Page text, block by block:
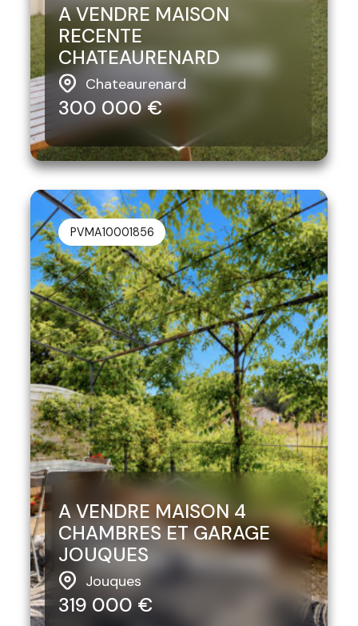
A VENDRE MAISON
RECENTE
CHATEAURENARD
Chateaurenard
300 000 €
Sous compromis
PVMA10001856
A VENDRE MAISON 4
CHAMBRES ET GARAGE
JOUQUES
Jouques
319 000 €